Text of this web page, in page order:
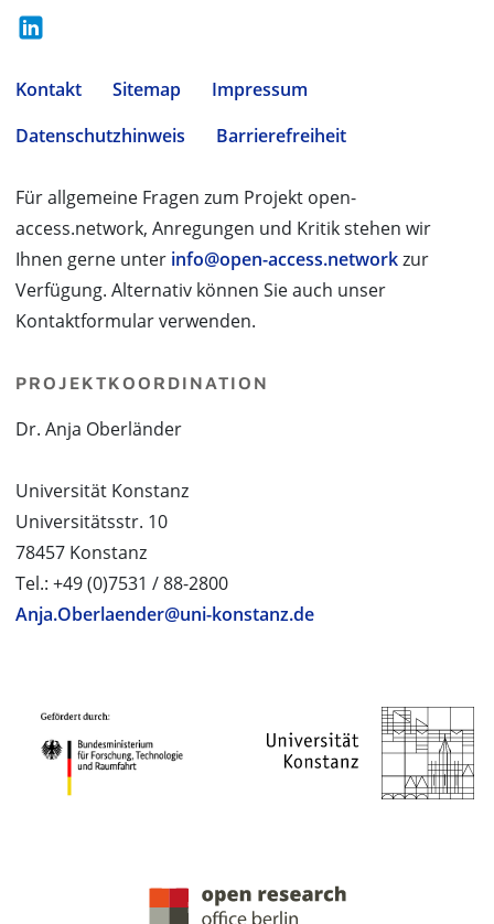
Kontakt Sitemap
Impressum
Datenschutzhinweis
Barrierefreiheit
Für allgemeine Fragen zum Projekt open-
access.network, Anregungen und Kritik stehen wir
Ihnen gerne unter info@open-access.networkzur
Verfügung. Alternativ können Sie auch unser
Kontaktformular verwenden.
PROJEKTKOORDINATION
Dr. Anja Oberländer
Universität Konstanz
Universitätsstr. 10
78457 Konstanz
Tel.: +49 (0)7531 / 88-2800
Anja.Oberlaender@uni-konstanz.de